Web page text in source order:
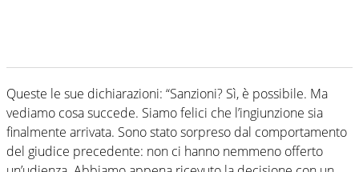
Queste le sue dichiarazioni: “Sanzioni? Sì, è possibile. Ma
vediamo cosa succede. Siamo felici che l’ingiunzione sia
finalmente arrivata. Sono stato sorpreso dal comportamento
del giudice precedente: non ci hanno nemmeno offerto